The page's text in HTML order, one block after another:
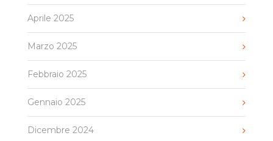
Aprile 2025
Marzo 2025
Febbraio 2025
Gennaio 2025
Dicembre 2024